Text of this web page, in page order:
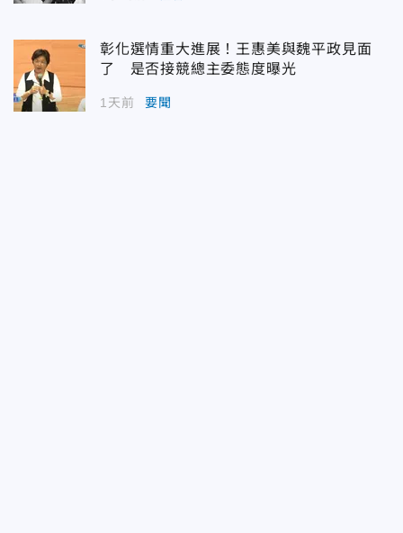
彰化選情重大進展！王惠美與魏平政見面
了 是否接競總主委態度曝光
1天前 要聞